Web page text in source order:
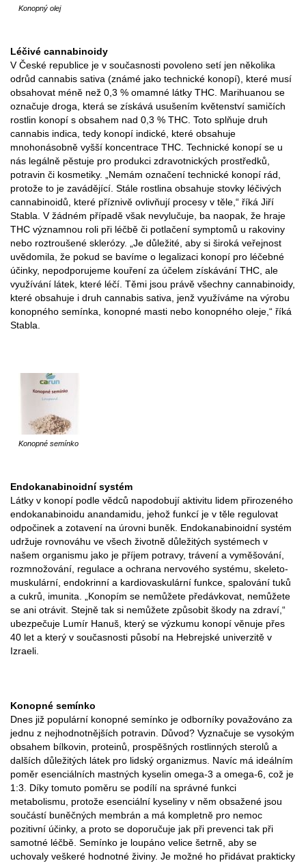
Konopný olej
Léčivé cannabinoidy
V České republice je v současnosti povoleno setí jen několika
odrůd cannabis sativa (známé jako technické konopí), které musí
obsahovat méně než 0,3 % omamné látky THC. Marihuanou se
označuje droga, která se získává usušením květenství samičích
rostlin konopí s obsahem nad 0,3 % THC. Toto splňuje druh
cannabis indica, tedy konopí indické, které obsahuje
mnohonásobně vyšší koncentrace THC. Technické konopí se u
nás legálně pěstuje pro produkci zdravotnických prostředků,
potravin či kosmetiky. „Nemám označení technické konopí rád,
protože to je zavádějící. Stále rostlina obsahuje stovky léčivých
cannabinoidů, které příznivě ovlivňují procesy v těle,“ říká Jiří
Stabla. V žádném případě však nevylučuje, ba naopak, že hraje
THC významnou roli při léčbě či potlačení symptomů u rakoviny
nebo roztroušené sklerózy. „Je důležité, aby si široká veřejnost
uvědomila, že pokud se bavíme o legalizaci konopí pro léčebné
účinky, nepodporujeme kouření za účelem získávání THC, ale
využívání látek, které léčí. Těmi jsou právě všechny cannabinoidy,
které obsahuje i druh cannabis sativa, jenž využíváme na výrobu
konopného semínka, konopné masti nebo konopného oleje,“ říká
Stabla.
Konopné semínko
Endokanabinoidní systém
Látky v konopí podle vědců napodobují aktivitu lidem přirozeného
endokanabinoidu anandamidu, jehož funkcí je v těle regulovat
odpočinek a zotavení na úrovni buněk. Endokanabinoidní systém
udržuje rovnováhu ve všech životně důležitých systémech v
našem organismu jako je příjem potravy, trávení a vyměšování,
rozmnožování, regulace a ochrana nervového systému, skeleto-
muskulární, endokrinní a kardiovaskulární funkce, spalování tuků
a cukrů, imunita. „Konopím se nemůžete předávkovat, nemůžete
se ani otrávit. Stejně tak si nemůžete způsobit škody na zdraví,“
ubezpečuje Lumír Hanuš, který se výzkumu konopí věnuje přes
40 let a který v současnosti působí na Hebrejské univerzitě v
Izraeli.
Konopné semínko
Dnes již populární konopné semínko je odborníky považováno za
jednu z nejhodnotnějších potravin. Důvod? Vyznačuje se vysokým
obsahem bílkovin, proteinů, prospěšných rostlinných sterolů a
dalších důležitých látek pro lidský organizmus. Navíc má ideálním
poměr esenciálních mastných kyselin omega-3 a omega-6, což je
1:3. Díky tomuto poměru se podílí na správné funkci
metabolismu, protože esenciální kyseliny v něm obsažené jsou
součástí buněčných membrán a má kompletně pro nemoc
pozitivní účinky, a proto se doporučuje jak při prevenci tak při
samotné léčbě. Semínko je loupáno velice šetrně, aby se
uchovaly veškeré hodnotné živiny. Je možné ho přidávat prakticky